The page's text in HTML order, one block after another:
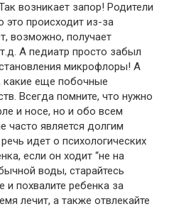
возникает запор! Родители
происходит из-за
возможно, получает
А педиатр просто забыл
микрофлоры! А
какие еще побочные
Всегда помните, что нужно
и носе, но и обо всем
часто является долгим
идет о психологических
если он ходит “не на
воды, старайтесь
и похвалите ребенка за
лечит, а также отвлекайте